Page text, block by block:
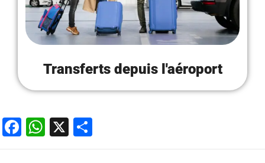
Transferts depuis l'aéroport
Facebook
WhatsApp
X